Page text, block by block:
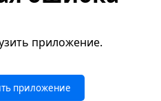
приложение.
приложение